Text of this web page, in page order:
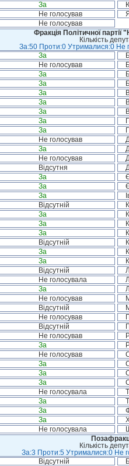
За
Не голосував
Не голосував
Фракція Політичної
Кількість
За:50 Проти:0 Утрималися:0 Не
За
Не голосував
За
За
За
За
За
За
За
Не голосував
За
Не голосував
Відсутня
За
За
За
Відсутній
За
За
За
Відсутній
За
За
Відсутній
Не голосувала
За
Не голосував
Відсутній
Не голосував
Відсутній
Не голосував
За
Не голосував
За
За
За
Не голосувала
За
За
За
Не голосувала
Кількість
За:3 Проти:5 Утрималися:0 Не
Відсутній